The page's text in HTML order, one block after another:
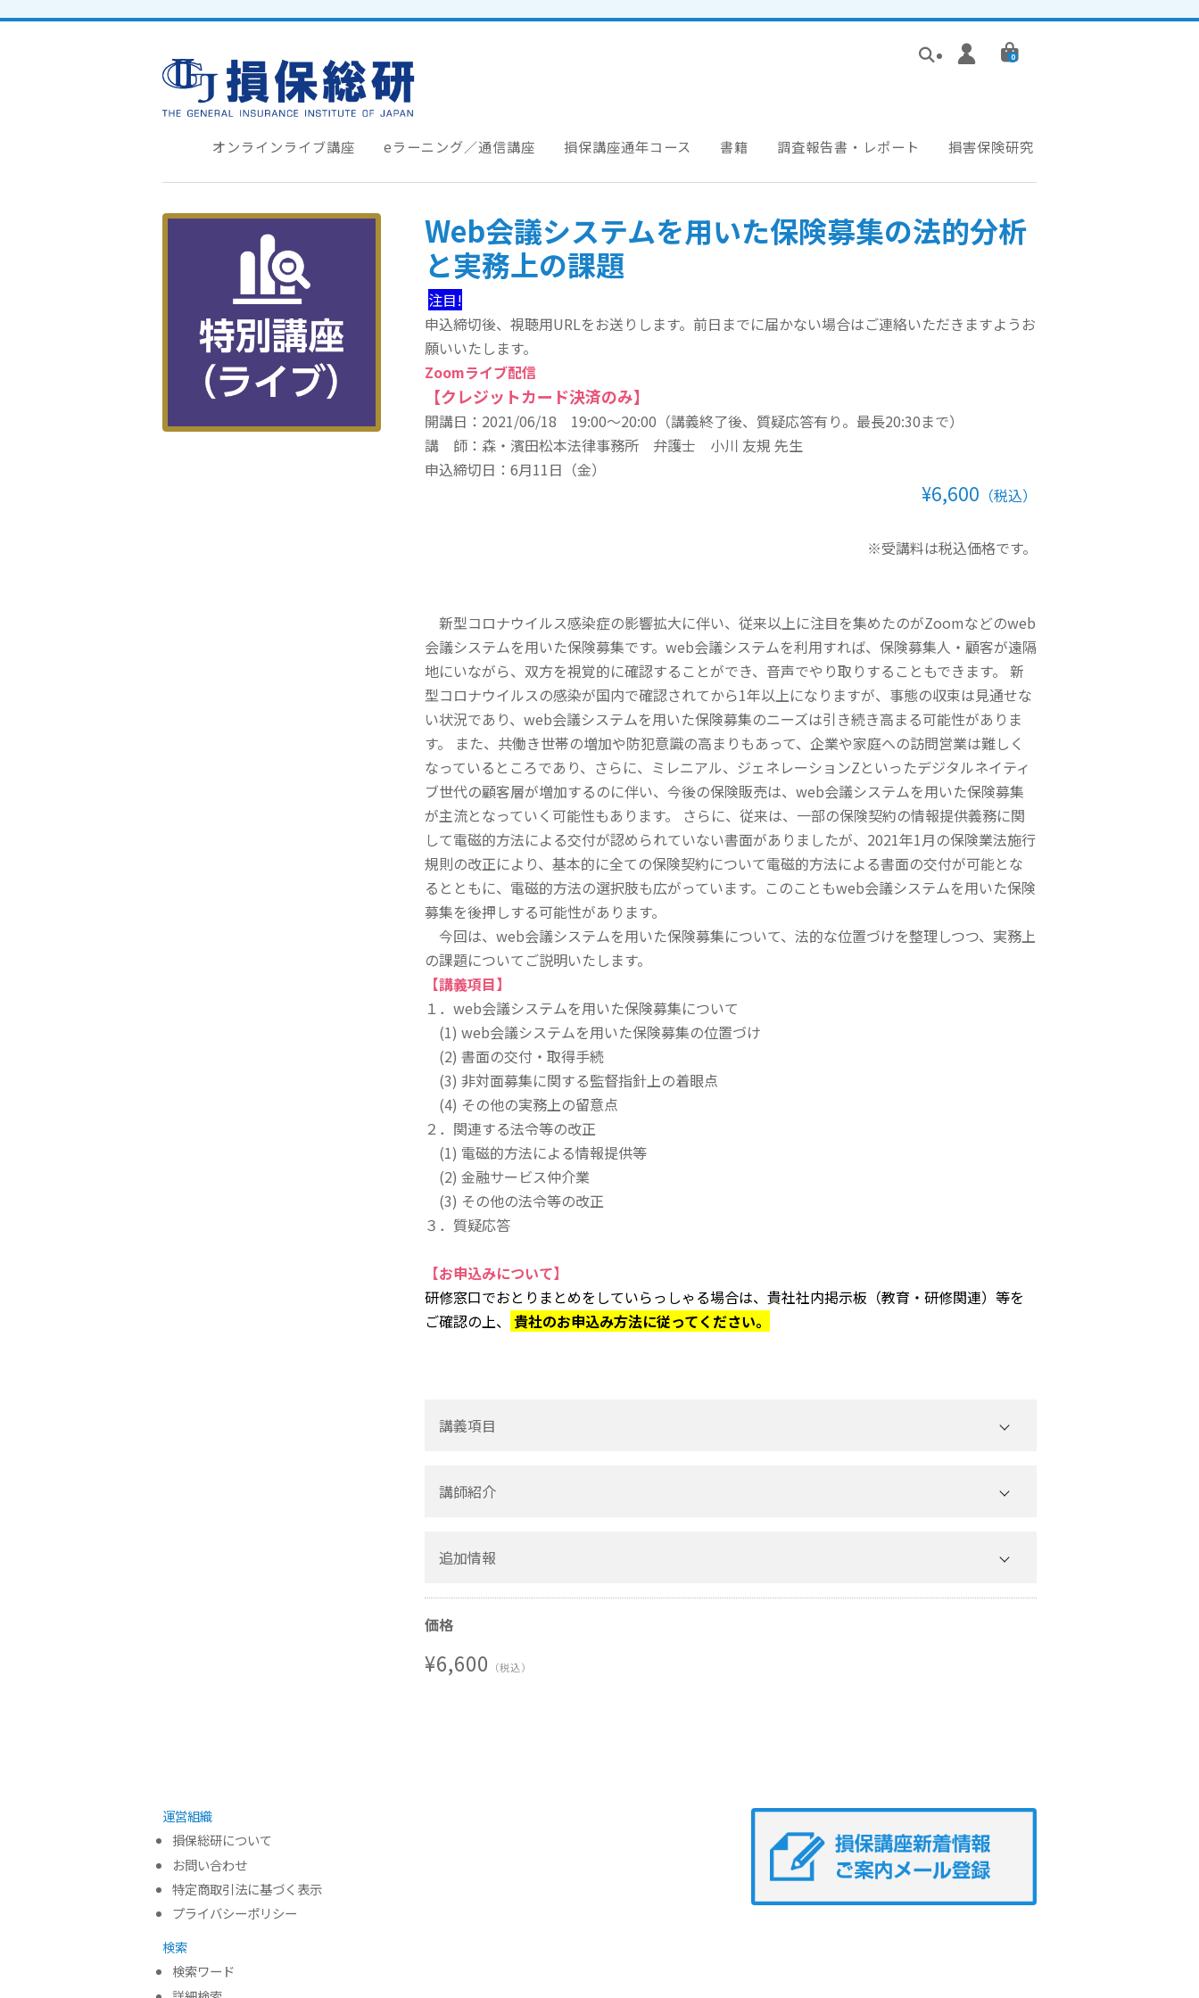
0
オンラインライブ講座 eラーニング／通信講座 損保講座通年コース 書籍 調査報告書・レポート 損害保険研究
Web会議システムを用いた保険募集の法的分析
と実務上の課題
注目!
申込締切後、視聴用URLをお送りします。前日までに届かない場合はご連絡いただきますようお
願いいたします。
Zoomライブ配信
【クレジットカード決済のみ】
開講日：2021/06/18 19:00～20:00（講義終了後、質疑応答有り。最長20:30まで）
講 師： 森・濱田松本法律事務所 弁護士 小川 友規 先生
申込締切日：6月11日（金）
¥6,600 （税込）
※受講料は税込価格です。
新型コロナウイルス感染症の影響拡大に伴い、従来以上に注目を集めたのがZoomなどのweb
会議システムを用いた保険募集です。web会議システムを利用すれば、保険募集人・顧客が遠隔
地にいながら、双方を視覚的に確認することができ、音声でやり取りすることもできます。 新
型コロナウイルスの感染が国内で確認されてから1年以上になりますが、事態の収束は見通せな
い状況であり、web会議システムを用いた保険募集のニーズは引き続き高まる可能性がありま
す。 また、共働き世帯の増加や防犯意識の高まりもあって、企業や家庭への訪問営業は難しく
なっているところであり、さらに、ミレニアル、ジェネレーションZといったデジタルネイティ
ブ世代の顧客層が増加するのに伴い、今後の保険販売は、web会議システムを用いた保険募集
が主流となっていく可能性もあります。 さらに、従来は、一部の保険契約の情報提供義務に関
して電磁的方法による交付が認められていない書面がありましたが、2021年1月の保険業法施行
規則の改正により、基本的に全ての保険契約について電磁的方法による書面の交付が可能とな
るとともに、電磁的方法の選択肢も広がっています。このこともweb会議システムを用いた保険
募集を後押しする可能性があります。
今回は、web会議システムを用いた保険募集について、法的な位置づけを整理しつつ、実務上
の課題についてご説明いたします。
【講義項目】
１．web会議システムを用いた保険募集について
(1) web会議システムを用いた保険募集の位置づけ
(2) 書面の交付・取得手続
(3) 非対面募集に関する監督指針上の着眼点
(4) その他の実務上の留意点
２ ． 関連する法令等の改正
(1) 電磁的方法による情報提供等
(2) 金融サービス仲介業
(3) その他の法令等の改正
３ ． 質疑応答
【お申込みについて】
研修窓口でおとりまとめをしていらっしゃる場合は、貴社社内掲示板（教育・研修関連）等を
ご確認の上、 貴社のお申込み方法に従ってください。
講義項目
(3) 非対面募集に関する監督指針上の着眼点
(1) 電磁的方法による情報提供等
(2) 金融サービス仲介業
(3) その他の法令等の改正
講師紹介
森・濱田松本法律事務所
略 歴
追加情報
価格
¥6,600 （税込）
運営組織
損保総研について
お問い合わせ
特定商取引法に基づく表示
プライバシーポリシー
検索
検索ワード